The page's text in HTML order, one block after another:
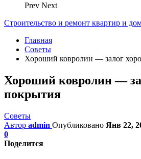
Prev Next
Строительство и ремонт квартир и
Главная
Советы
Хороший ковролин — залог
Хороший ковролин —
покрытия
Советы
Автор admin Опубликовано Янв 22,
0
Поделится